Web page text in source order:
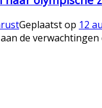
Geplaatst op 12
de